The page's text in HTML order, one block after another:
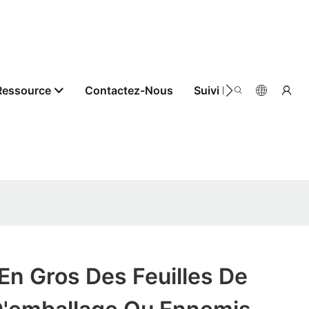
Contactez-Nous Suivi De Commande
Gros Des Feuilles De